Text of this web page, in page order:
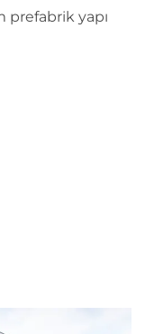
prefabrik yapı